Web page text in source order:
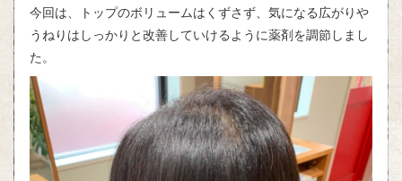
今回は、トップのボリュームはくずさず、気になる広がりや
うねりはしっかりと改善していけるように薬剤を調節しまし
た。